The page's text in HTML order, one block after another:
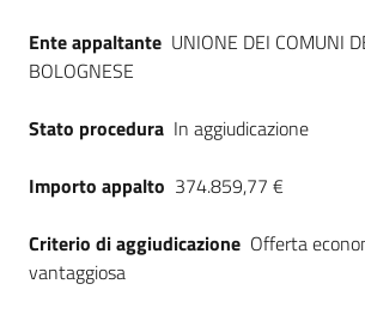
Ente appaltante UNIONE DEI COMUNI
BOLOGNESE
Stato procedura In aggiudicazione
Importo appalto 374.859,77 €
Criterio di aggiudicazione Offerta
vantaggiosa